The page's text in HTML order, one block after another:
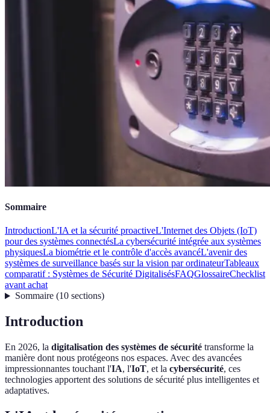
Sommaire
IntroductionL'IA et la sécurité proactiveL'Internet des Objets (IoT)
pour des systèmes connectésLa cybersécurité intégrée aux systèmes
physiquesLa biométrie et le contrôle d'accès avancéL'avenir des
systèmes de surveillance basés sur la vision par ordinateurTableaux
comparatif : Systèmes de Sécurité DigitalisésFAQGlossaireChecklist
avant achat
Sommaire(10 sections)
Introduction
En 2026, la digitalisation des systèmes de sécurité transforme la
manière dont nous protégeons nos espaces. Avec des avancées
impressionnantes touchant l'IA, l'IoT, et la cybersécurité, ces
technologies apportent des solutions de sécurité plus intelligentes et
adaptatives.